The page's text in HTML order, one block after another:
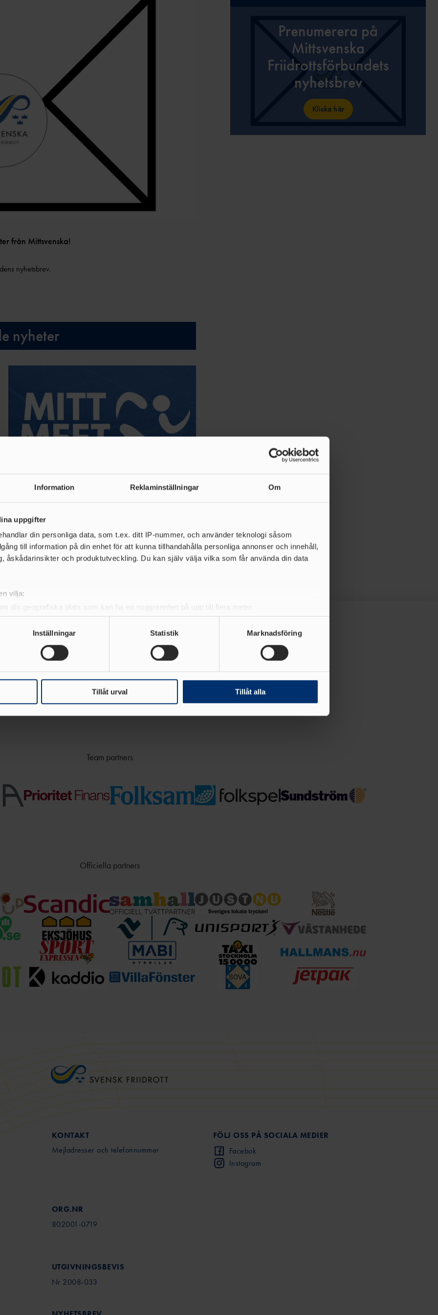
Information Reklaminställningar Om
uppgifter
din personliga data, som t.ex. ditt IP-nummer, och använder teknologi såsom
till information på din enhet för att kunna tillhandahålla personliga annonser och innehåll,
åskådarinsikter och produktutveckling. Du kan själv välja vilka som får använda din data
vilja:
din geografiska plats som kan ha en noggrannhet på upp till flera meter
uppgifter behandlas och ställ in dina preferenser i
detaljsektionen. Du kan ändra
när som helst från cookie-förklaringen.
trafik. Vi vidarebefordrar även sådana identifierare och annan information från din enhet
och analysföretag som vi samarbetar med. Dessa kan i sin tur kombinera informationen
har tillhandahållit eller som de har samlat in när du har använt deras tjänster.
Inställningar Statistik Marknadsföring
Tillåt urval Tillåt alla
från Mittsvenska!
nyhetsbrev.
nyheter
MITTMEET 2026
Vi ses väl i Falun 10-11 oktober för MITTMEET 2026
LÄS MER
Prenumerera på
Mittsvenska
Friidrottsförbundets
nyhetsbrev
Klicka här
Huvudsponsor
Team partners
Officiella partners
FÖLJ OSS PÅ SOCIALA MEDIER
Facebok
Instagram
KONTAKT
Mejladresser och telefonnummer
ORG.NR
802001-0719
UTGIVNINGSBEVIS
Nr 2008-033